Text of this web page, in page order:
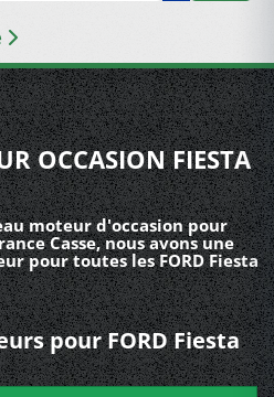
OCCASION FIESTA
moteur d'occasion pour
Casse, nous avons une
pour toutes les FORD Fiesta
pour FORD Fiesta